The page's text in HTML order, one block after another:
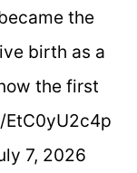
the
birth as a
the first
7, 2026